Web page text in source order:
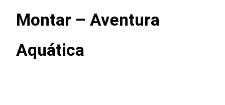
Montar – Aventura
Aquática